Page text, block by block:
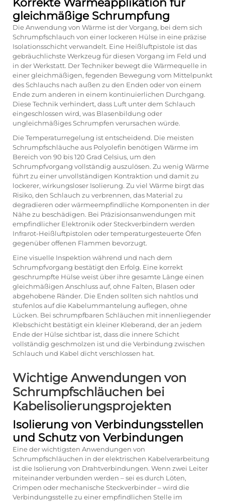
Korrekte Wärmeapplikation für
gleichmäßige Schrumpfung
Die Anwendung von Wärme ist der Vorgang, bei dem sich
Schrumpfschlauch von einer lockeren Hülse in eine präzise
Isolationsschicht verwandelt. Eine Heißluftpistole ist das
gebräuchlichste Werkzeug für diesen Vorgang im Feld und
in der Werkstatt. Der Techniker bewegt die Wärmequelle in
einer gleichmäßigen, fegenden Bewegung vom Mittelpunkt
des Schlauchs nach außen zu den Enden oder von einem
Ende zum anderen in einem kontinuierlichen Durchgang.
Diese Technik verhindert, dass Luft unter dem Schlauch
eingeschlossen wird, was Blasenbildung oder
ungleichmäßiges Schrumpfen verursachen würde.
Die Temperaturregelung ist entscheidend. Die meisten
Schrumpfschläuche aus Polyolefin benötigen Wärme im
Bereich von 90 bis 120 Grad Celsius, um den
Schrumpfvorgang vollständig auszulösen. Zu wenig Wärme
führt zu einer unvollständigen Kontraktion und damit zu
lockerer, wirkungsloser Isolierung. Zu viel Wärme birgt das
Risiko, den Schlauch zu verbrennen, das Material zu
degradieren oder wärmeempfindliche Komponenten in der
Nähe zu beschädigen. Bei Präzisionsanwendungen mit
empfindlicher Elektronik oder Steckverbindern werden
Infrarot-Heißluftpistolen oder temperaturgesteuerte Öfen
gegenüber offenen Flammen bevorzugt.
Eine visuelle Inspektion während und nach dem
Schrumpfvorgang bestätigt den Erfolg. Eine korrekt
geschrumpfte Hülse weist über ihre gesamte Länge einen
gleichmäßigen Anschluss auf, ohne Falten, Blasen oder
abgehobene Ränder. Die Enden sollten sich nahtlos und
stufenlos auf die Kabelummantelung auflegen, ohne
Lücken. Bei schrumpfbaren Schläuchen mit innenliegender
Klebschicht bestätigt ein kleiner Kleberand, der an jedem
Ende der Hülse sichtbar ist, dass die innere Schicht
vollständig geschmolzen ist und die Verbindung zwischen
Schlauch und Kabel dicht verschlossen hat.
Wichtige Anwendungen von
Schrumpfschläuchen bei
Kabelisolierungsprojekten
Isolierung von Verbindungsstellen
und Schutz von Verbindungen
Eine der wichtigsten Anwendungen von
Schrumpfschläuchen in der elektrischen Kabelverarbeitung
ist die Isolierung von Drahtverbindungen. Wenn zwei Leiter
miteinander verbunden werden – sei es durch Löten,
Crimpen oder mechanische Steckverbinder – wird die
Verbindungsstelle zu einer empfindlichen Stelle im